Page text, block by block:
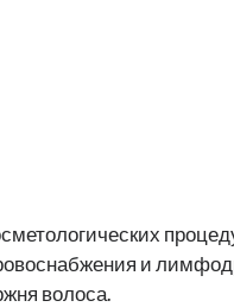
и
волоса.